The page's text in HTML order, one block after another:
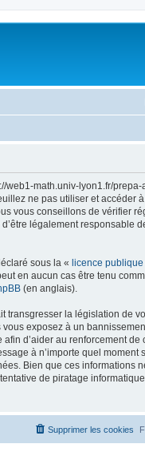
web1-math.univ-lyon1.fr/
ne pas utiliser et accéder
vous conseillons de vérifier
légalement responsable
sous la « licence
en aucun cas être tenu
(en anglais).
transgresser la législation de
exposez à un
d’aider au renforcement de
à n’importe quel moment
Bien que ces informations
de piratage
Supprimer les cookies